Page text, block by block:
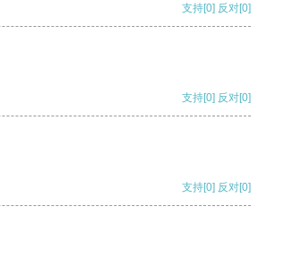
支持[0] 反对[0]
支持[0] 反对[0]
支持[0] 反对[0]